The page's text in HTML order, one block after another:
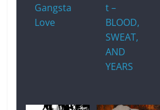
Gangsta
Love
t –
BLOOD,
SWEAT,
AND
YEARS